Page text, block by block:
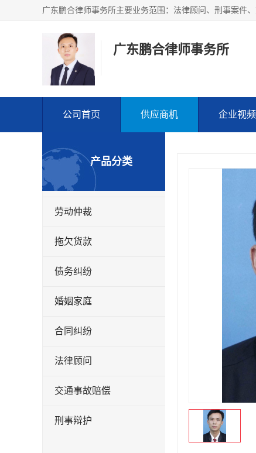
广东鹏合律师事务所
公司首页 供应商机 企业视频
产品分类
劳动仲裁
拖欠货款
债务纠纷
婚姻家庭
合同纠纷
法律顾问
交通事故赔偿
刑事辩护